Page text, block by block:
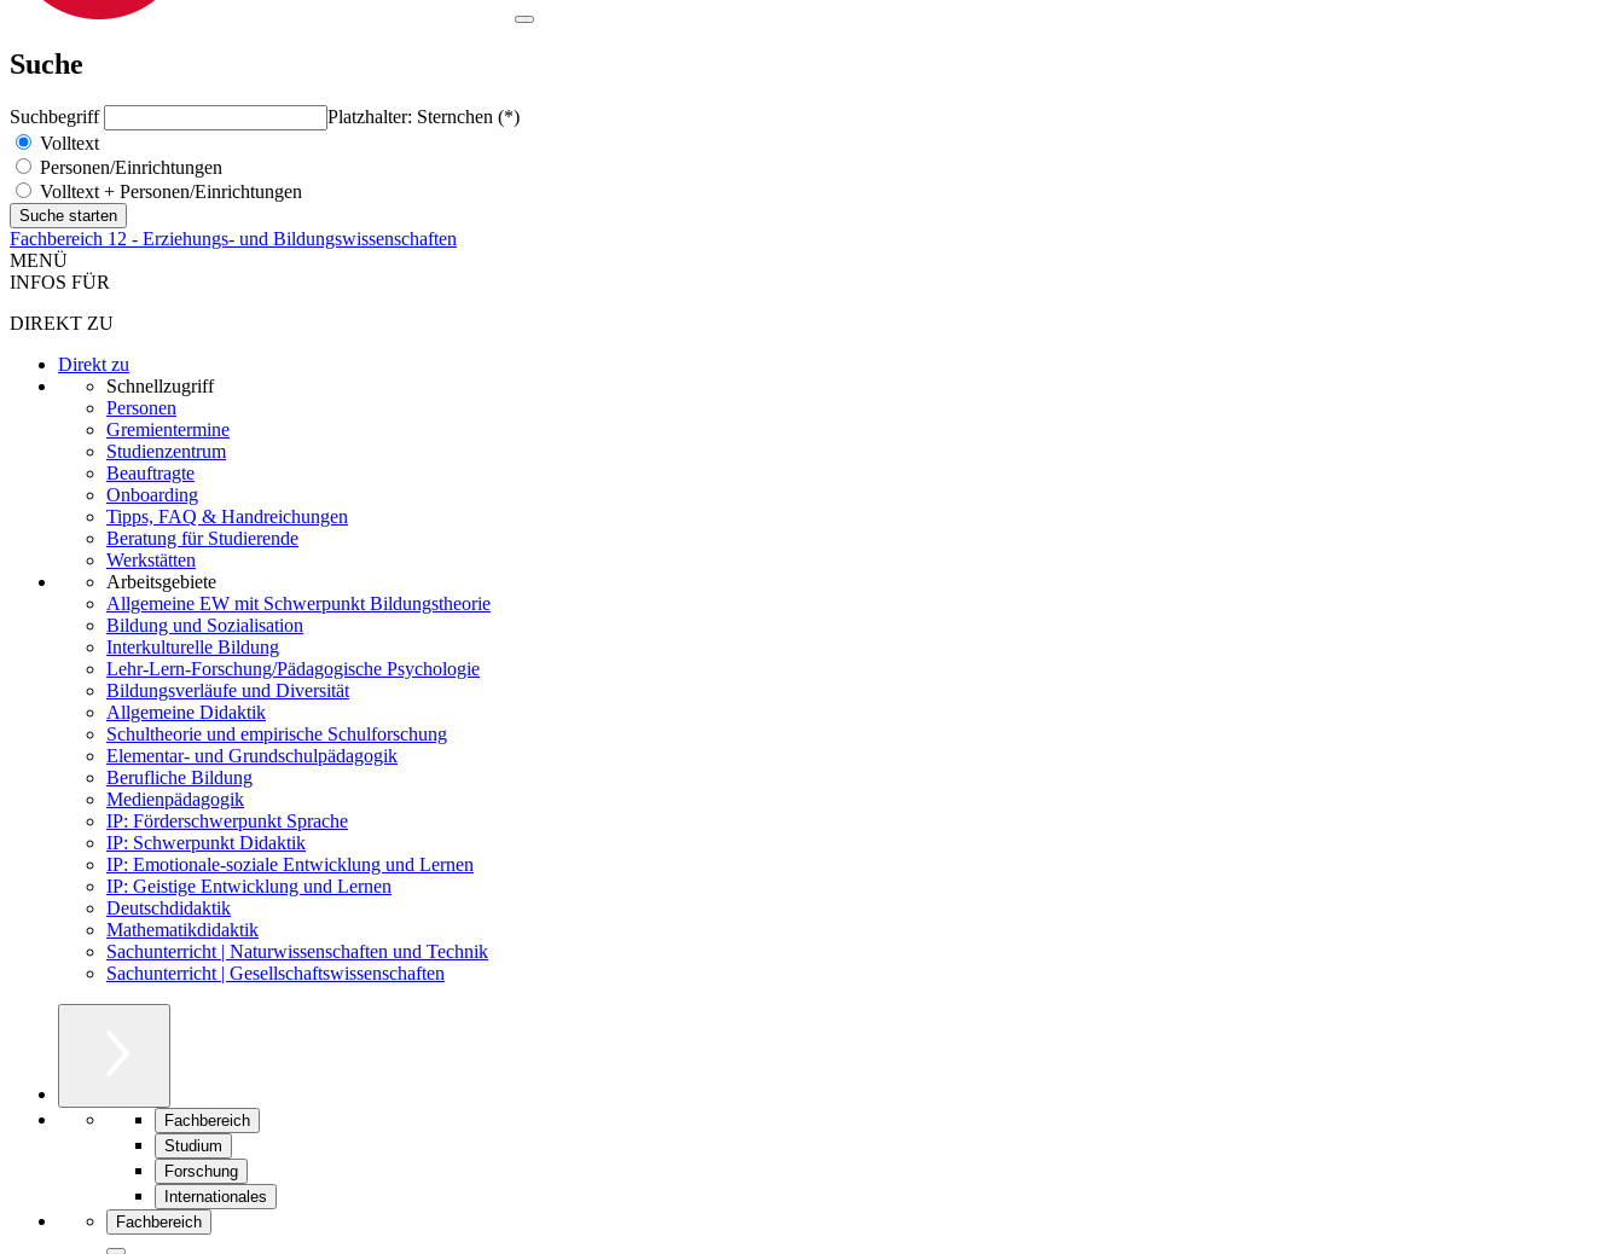
Suche
Suchbegriff
Platzhalter: Sternchen (*)
Volltext
Personen/Einrichtungen
Volltext + Personen/Einrichtungen
Fachbereich 12 - Erziehungs- und Bildungswissenschaften
MENÜ
INFOS FÜR
DIREKT ZU
Direkt zu
Schnellzugriff
Personen
Gremientermine
Studienzentrum
Beauftragte
Onboarding
Tipps, FAQ & Handreichungen
Beratung für Studierende
Werkstätten
Arbeitsgebiete
Allgemeine EW mit Schwerpunkt Bildungstheorie
Bildung und Sozialisation
Interkulturelle Bildung
Lehr-Lern-Forschung/Pädagogische Psychologie
Bildungsverläufe und Diversität
Allgemeine Didaktik
Schultheorie und empirische Schulforschung
Elementar- und Grundschulpädagogik
Berufliche Bildung
Medienpädagogik
IP: Förderschwerpunkt Sprache
IP: Schwerpunkt Didaktik
IP: Emotionale-soziale Entwicklung und Lernen
IP: Geistige Entwicklung und Lernen
Deutschdidaktik
Mathematikdidaktik
Sachunterricht | Naturwissenschaften und Technik
Sachunterricht | Gesellschaftswissenschaften
Fachbereich
Studium
Forschung
Internationales
Fachbereich